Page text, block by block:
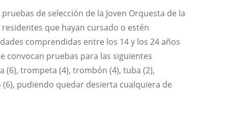
de selección de la Joven Orquesta de la
que hayan cursado o estén
comprendidas entre los 14 y los 24 años
convocan pruebas para las siguientes
(6), trompeta (4), trombón (4), tuba (2),
pudiendo quedar desierta cualquiera de